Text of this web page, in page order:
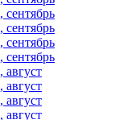
август
август
август
август